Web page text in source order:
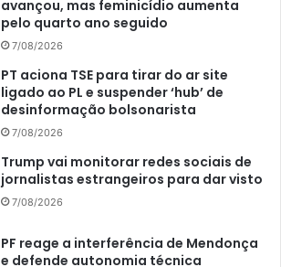
avançou, mas feminicídio aumenta
pelo quarto ano seguido
7/08/2026
PT aciona TSE para tirar do ar site
ligado ao PL e suspender ‘hub’ de
desinformação bolsonarista
7/08/2026
Trump vai monitorar redes sociais de
jornalistas estrangeiros para dar visto
7/08/2026
PF reage a interferência de Mendonça
e defende autonomia técnica